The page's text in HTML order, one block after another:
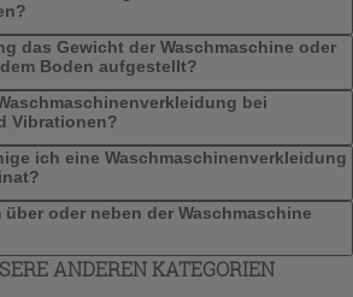
das Gewicht der Waschmaschine oder
Boden aufgestellt?
bei
Vibrationen?
ich eine Waschmaschinenverkleidung
oder neben der Waschmaschine
ANDEREN KATEGORIEN